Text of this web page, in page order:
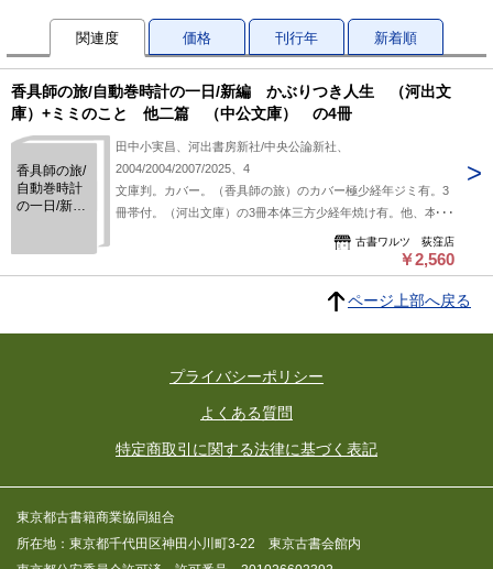
関連度 価格 刊行年 新着順
香具師の旅/自動巻時計の一日/新編 かぶりつき人生 （河出文
庫）+ミミのこと 他二篇 （中公文庫） の4冊
香具師の旅/
自動巻時計
の一日/新
（河出文
庫）+ミミの
田中小実昌、河出書房新社/中央公論新社、
2004/2004/2007/2025、4
文庫判。カバー。（香具師の旅）のカバー極少経年ジミ有。3
冊帯付。（河出文庫）の3冊本体三方少経年焼け有。他、本体
良好。初版。定価合計：3280円+税。ベージュ色/黄色/白色/水
古書ワルツ 荻窪店
￥2,560
ページ上部へ戻る
プライバシーポリシー
よくある質問
特定商取引に関する法律に基づく表記
東京都古書籍商業協同組合
所在地：東京都千代田区神田小川町3-22 東京古書会館内